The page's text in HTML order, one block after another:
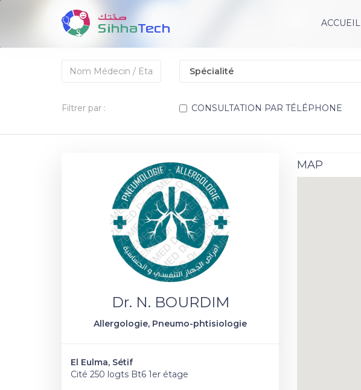
ACCUEIL
Filtrer par : CONSULTATION PAR TÉLÉPHONE
Dr. N. BOURDIM
Allergologie, Pneumo-phtisiologie
El Eulma, Sétif
Cité 250 logts Bt6 1er étage
MAP